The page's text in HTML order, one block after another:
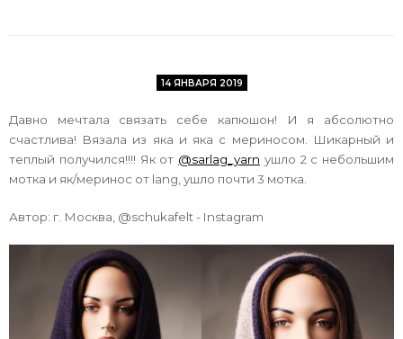
14 ЯНВАРЯ 2019
Давно мечтала связать себе капюшон! И я абсолютно
счастлива! Вязала из яка и яка с мериносом. Шикарный и
теплый получился!!!! Як от @sarlag_yarn ушло 2 с небольшим
мотка и як/меринос от lang, ушло почти 3 мотка.
Автор: г. Москва, @schukafelt - Instagram